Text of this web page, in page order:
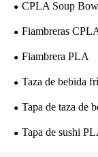
CPLA Soup
Fiambreras
Fiambrera PLA
Taza de bebida
Tapa de taza de
Tapa de sushi